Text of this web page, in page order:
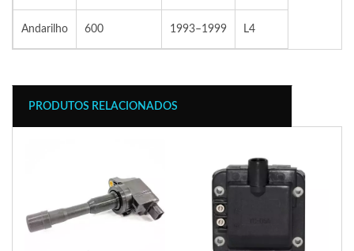
Andarilho 600 1993–1999 L4
PRODUTOS RELACIONADOS